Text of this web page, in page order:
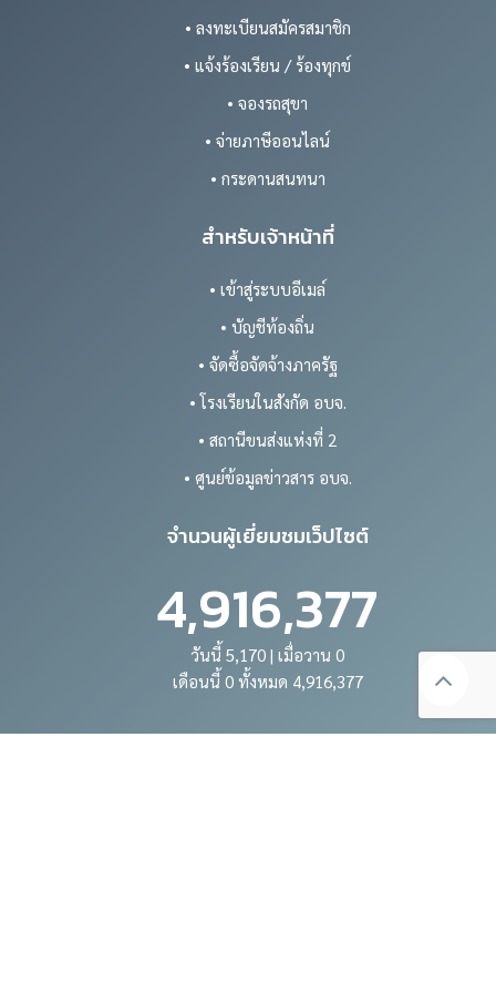
• ลงทะเบียนสมัครสมาชิก
• แจ้งร้องเรียน / ร้องทุกข์
• จองรถสุขา
• จ่ายภาษีออนไลน์
• กระดานสนทนา
สำหรับเจ้าหน้าที่
• เข้าสู่ระบบอีเมล์
• บัญชีท้องถิ่น
• จัดซื้อจัดจ้างภาครัฐ
• โรงเรียนในสังกัด อบจ.
• สถานีขนส่งแห่งที่ 2
• ศูนย์ข้อมูลข่าวสาร อบจ.
จำนวนผู้เยี่ยมชมเว็ปไซต์
4,916,377
วันนี้ 5,170 | เมื่อวาน 0
เดือนนี้ 0 ทั้งหมด 4,916,377